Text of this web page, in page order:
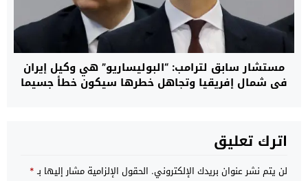
مستشار سابق لترامب: “البوليساريو” هي وكيل إيران
في شمال إفريقيا وتجاهل خطرها سيكون خطأ جسيما
اترك تعليق
لن يتم نشر عنوان بريدك الإلكتروني. الحقول الإلزامية مشار إليها بـ*